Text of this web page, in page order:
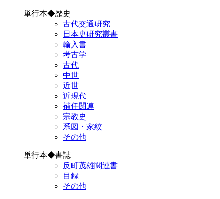
単行本◆歴史
古代交通研究
日本史研究叢書
輸入書
考古学
古代
中世
近世
近現代
補任関連
宗教史
系図・家紋
その他
単行本◆書誌
反町茂雄関連書
目録
その他